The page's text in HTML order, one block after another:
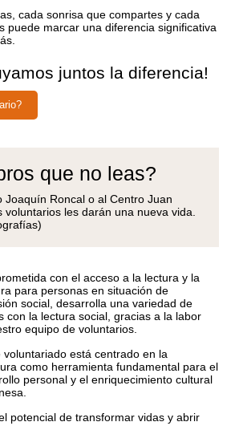
cada sonrisa que compartes y cada
puede marcar una diferencia significativa
juntos la diferencia!
que no leas?
Joaquín Roncal o al Centro Juan
voluntarios les darán una nueva vida.
con el acceso a la lectura y la
para personas en situación de
social, desarrolla una variedad de
con la lectura social, gracias a la labor
equipo de voluntarios.
está centrado en la
como herramienta fundamental para el
personal y el enriquecimiento cultural
potencial de transformar vidas y abrir